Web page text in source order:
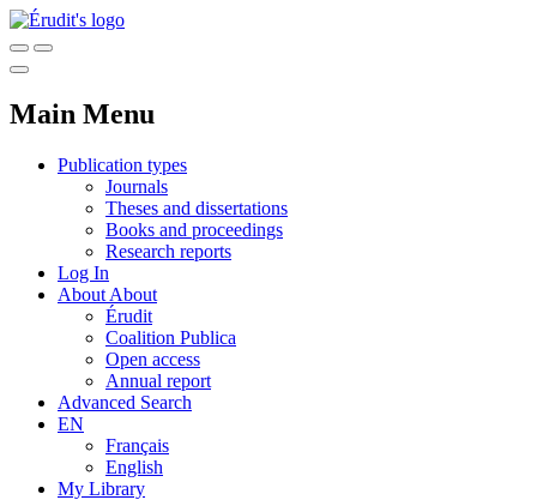
Main Menu
Publication types
Journals
Theses and dissertations
Books and proceedings
Research reports
Log In
About About
Érudit
Coalition Publica
Open access
Annual report
Advanced Search
EN
Français
English
My Library